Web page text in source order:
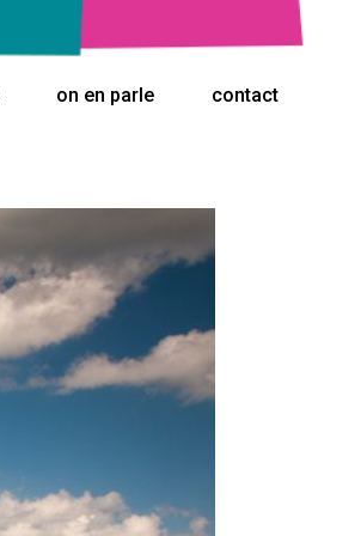
on en parle contact